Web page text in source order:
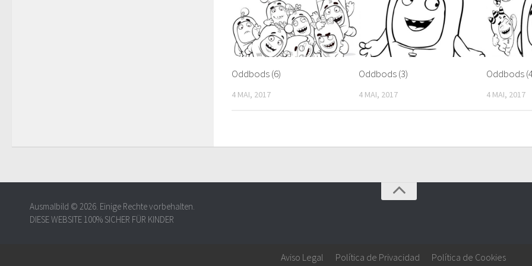
Oddbods (6)
4 MAI, 2017
Oddbods (3)
4 MAI, 2017
Oddbods
4 MAI, 2017
Ausmalbild © 2026. Einige Rechte vorbehalten.
DIESE WEBSITE 100% SICHER FÜR KINDER
Aviso Legal Política de Privacidad Política de Cookies